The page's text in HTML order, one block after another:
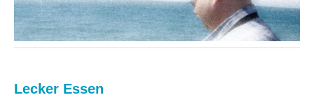
Lecker Essen